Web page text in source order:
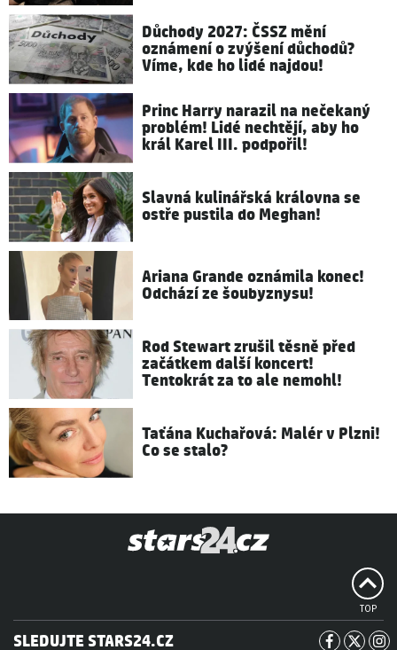
Důchody 2027: ČSSZ mění
oznámení o zvýšení důchodů?
Víme, kde ho lidé najdou!
Princ Harry narazil na nečekaný
problém! Lidé nechtějí, aby ho
král Karel III. podpořil!
Slavná kulinářská královna se
ostře pustila do Meghan!
Ariana Grande oznámila konec!
Odchází ze šoubyznysu!
Rod Stewart zrušil těsně před
začátkem další koncert!
Tentokrát za to ale nemohl!
Taťána Kuchařová: Malér v Plzni!
Co se stalo?
TOP
SLEDUJTE STARS24.CZ